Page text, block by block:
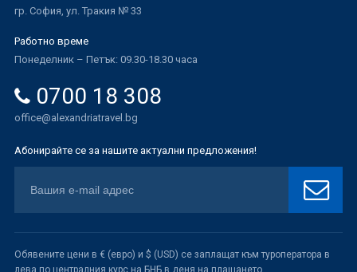
гр. София, ул. Тракия № 33
Работно време
Понеделник – Петък: 09.30-18.30 часа
0700 18 308
office@alexandriatravel.bg
Абонирайте се за нашите актуални предложения!
Обявените цени в € (евро) и $ (USD) се заплащат към туроператора в
лева по централния курс на БНБ в деня на плащането.